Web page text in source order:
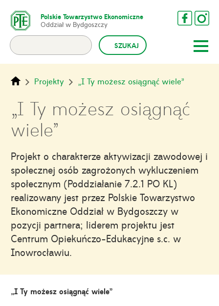
Polskie Towarzystwo Ekonomiczne
Oddział w Bydgoszczy
Projekty „I Ty możesz osiągnąć wiele”
„I Ty możesz osiągnąć
wiele”
Projekt o charakterze aktywizacji zawodowej i
społecznej osób zagrożonych wykluczeniem
społecznym (Poddziałanie 7.2.1 PO KL)
realizowany jest przez Polskie Towarzystwo
Ekonomiczne Oddział w Bydgoszczy w
pozycji partnera; liderem projektu jest
Centrum Opiekuńczo-Edukacyjne s.c. w
Inowrocławiu.
„I Ty możesz osiągnąć wiele”